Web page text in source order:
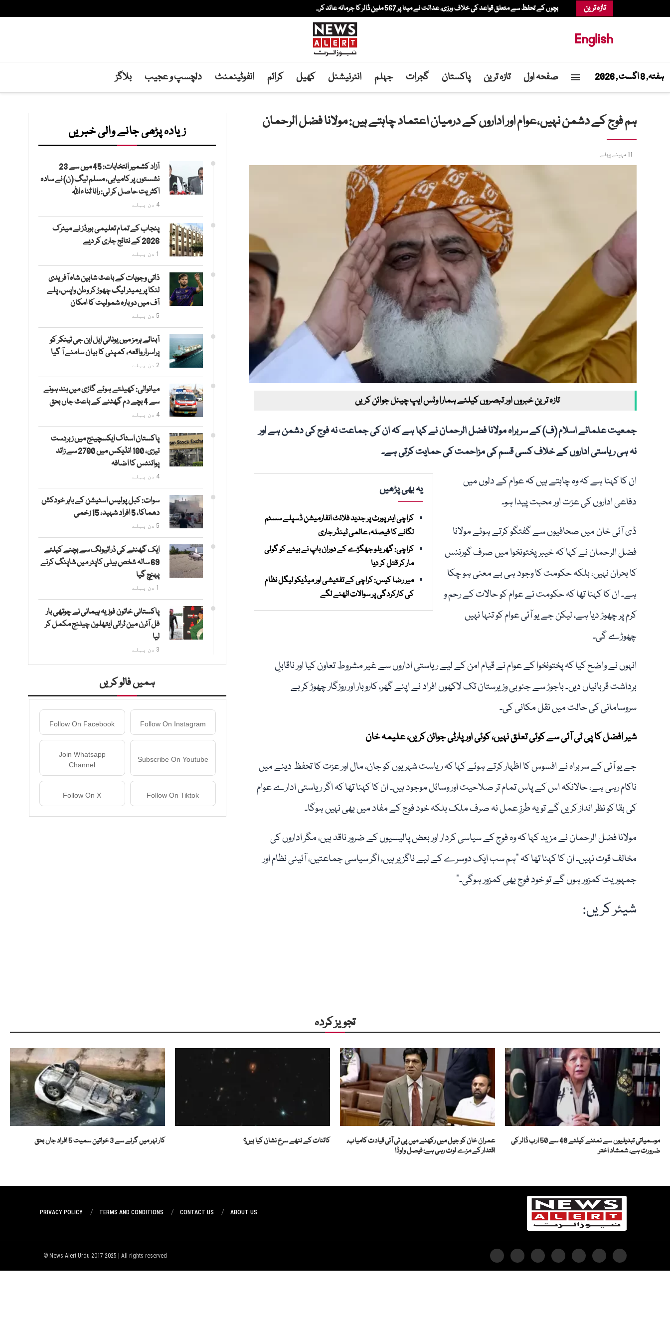
تازہ ترین بچوں کے تحفظ سے متعلق قواعد کی خلاف ورزی، عدالت نے میٹا پر 567 ملین ڈالر کا جرمانہ عائد کر...
English
ہفتہ, 8 اگست , 2026 صفحہ اول تازہ ترین پاکستان گجرات جہلم انٹرنیشنل کھیل کرائم انفوٹینمنٹ دلچسپ و عجیب بلاگز
ہم فوج کے دشمن نہیں،عوام اور اداروں کے درمیان اعتماد چاہتے ہیں: مولانا فضل الرحمان
11 مہینے پہلے
تازہ ترین خبروں اور تبصروں کیلئے ہمارا وٹس ایپ چینل جوائن کریں
جمعیت علمائے اسلام (ف) کے سربراہ مولانا فضل الرحمان نے کہا ہے کہ ان کی جماعت نہ فوج کی دشمن ہے اور
نہ ہی ریاستی اداروں کے خلاف کسی قسم کی مزاحمت کی حمایت کرتی ہے۔
یہ بھی پڑھیں
کراچی ایئرپورٹ پر جدید فلائٹ انفارمیشن ڈسپلے سسٹم
لگانے کا فیصلہ، عالمی ٹینڈر جاری
کراچی: گھریلو جھگڑے کے دوران باپ نے بیٹے کو گولی
مار کر قتل کر دیا
میر رضا کیس: کراچی کے تفتیشی اور میڈیکو لیگل نظام
کی کارکردگی پر سوالات اٹھنے لگے
ان کا کہنا ہے کہ وہ چاہتے ہیں کہ عوام کے دلوں میں
دفاعی اداروں کی عزت اور محبت پیدا ہو۔
ڈی آئی خان میں صحافیوں سے گفتگو کرتے ہوئے مولانا
فضل الرحمان نے کہا کہ خیبر پختونخوا میں صرف گورننس
کا بحران نہیں، بلکہ حکومت کا وجود ہی بے معنی ہو چکا
ہے۔ ان کا کہنا تھا کہ حکومت نے عوام کو حالات کے رحم و
کرم پر چھوڑ دیا ہے، لیکن جے یو آئی عوام کو تنہا نہیں
چھوڑے گی۔
انہوں نے واضح کیا کہ پختونخوا کے عوام نے قیام امن کے لیے ریاستی اداروں سے غیر مشروط تعاون کیا اور ناقابلِ
برداشت قربانیاں دیں۔ باجوڑ سے جنوبی وزیرستان تک لاکھوں افراد نے اپنے گھر، کاروبار اور روزگار چھوڑ کر بے
سروسامانی کی حالت میں نقل مکانی کی۔
شیر افضل کا پی ٹی آئی سے کوئی تعلق نہیں، کوئی اور پارٹی جوائن کریں، علیمہ خان
جے یو آئی کے سربراہ نے افسوس کا اظہار کرتے ہوئے کہا کہ ریاست شہریوں کو جان، مال اور عزت کا تحفظ دینے میں
ناکام رہی ہے، حالانکہ اس کے پاس تمام تر صلاحیت اور وسائل موجود ہیں۔ ان کا کہنا تھا کہ اگر ریاستی ادارے عوام
کی بقا کو نظر انداز کریں گے تو یہ طرزِ عمل نہ صرف ملک بلکہ خود فوج کے مفاد میں بھی نہیں ہوگا۔
مولانا فضل الرحمان نے مزید کہا کہ وہ فوج کے سیاسی کردار اور بعض پالیسیوں کے ضرور ناقد ہیں، مگر اداروں کی
مخالف قوت نہیں۔ ان کا کہنا تھا کہ "ہم سب ایک دوسرے کے لیے ناگزیر ہیں، اگر سیاسی جماعتیں، آئینی نظام اور
جمہوریت کمزور ہوں گے تو خود فوج بھی کمزور ہوگی۔”
شیئر کریں:
زیادہ پڑھی جانے والی خبریں
آزاد کشمیر انتخابات: 45 میں سے 23
نشستوں پر کامیابی، مسلم لیگ (ن) نے سادہ
اکثریت حاصل کر لی: رانا ثناء اللہ
4 دن پہلے
پنجاب کے تمام تعلیمی بورڈز نے میٹرک
2026 کے نتائج جاری کر دیے
1 دن پہلے
ذاتی وجوہات کے باعث شاہین شاہ آفریدی
لنکا پریمیئر لیگ چھوڑ کر وطن واپس، پلے
آف میں دوبارہ شمولیت کا امکان
5 دن پہلے
آبنائے ہرمز میں یونانی ایل این جی ٹینکر کو
پراسرار واقعہ، کمپنی کا بیان سامنے آ گیا
2 دن پہلے
میانوالی: کھیلتے ہوئے گاڑی میں بند ہونے
سے 4 بچے دم گھٹنے کے باعث جاں بحق
4 دن پہلے
پاکستان اسٹاک ایکسچینج میں زبردست
تیزی، 100 انڈیکس میں 2700 سے زائد
پوائنٹس کا اضافہ
4 دن پہلے
سوات: کبل پولیس اسٹیشن کے باہر خودکش
دھماکا، 5 افراد شہید، 15 زخمی
5 دن پہلے
ایک گھنٹے کی ڈرائیونگ سے بچنے کیلئے
69 سالہ شخص ہیلی کاپٹر میں شاپنگ کرنے
پہنچ گیا
1 دن پہلے
پاکستانی خاتون فوزیہ ہیمانی نے چوتھی بار
فل آئرن مین ٹرائی ایتھلون چیلنج مکمل کر
لیا
3 دن پہلے
ہمیں فالو کریں
Follow On Instagram
Follow On Facebook
Subscribe On Youtube
Join Whatsapp
Channel
Follow On Tiktok
Follow On X
تجویز کردہ
موسمیاتی تبدیلیوں سے نمٹنے کیلئے 40 سے 50 ارب ڈالر کی
ضرورت ہے، شمشاد اختر
عمران خان کو جیل میں رکھنے میں پی ٹی آئی قیادت کامیاب،
اقتدار کے مزے لوٹ رہی ہے: فیصل واوڈا
کائنات کے ننھے سرخ نشان کیا ہیں؟ کار نہر میں گرنے سے 3 خواتین سمیت 5 افراد جاں بحق
ABOUT US
CONTACT US
TERMS AND CONDITIONS
PRIVACY POLICY
News Alert Urdu 2017-2025 | All rights reserved ©